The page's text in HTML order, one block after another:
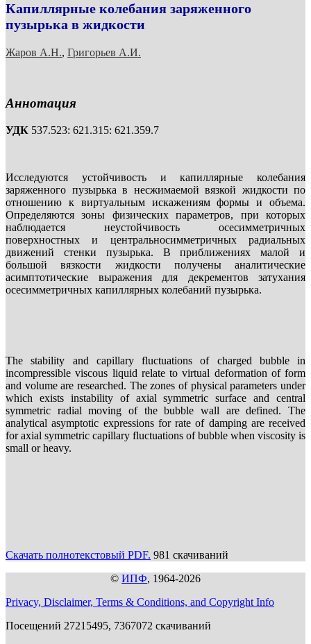
Капиллярные колебания заряженного
пузырька в жидкости
Жаров А.Н., Григорьев А.И.
Аннотация
УДК 537.523: 621.315: 621.359.7
Исследуются устойчивость и капиллярные колебания
заряженного пузырька в несжимаемой вязкой жидкости по
отношению к виртуальным искажениям формы и объема.
Определяются зоны физических параметров, при которых
наблюдается неустойчивость осесимметричных
поверхностных и центральносимметричных радиальных
движений стенки пузырька. В приближениях малой и
большой вязкости жидкости получены аналитические
асимптотические выражения для декрементов затухания
осесимметричных капиллярных колебаний пузырька.
The stability and capillary fluctuations of charged bubble in
incompressible viscous liquid relate to virtual deformation of form
and volume are researched. The zones of physical parameters under
which exists instability of axial symmetric surface and central
symmetric radial moving of the bubble wall are defined. The
analytical asymptotic expressions for rate of damping are received
for axial symmetric capillary fluctuations of bubble when viscosity is
small or heavy.
Скачать полнотекстовый PDF. 981 скачиваний
© ИПФ, 1964-2026
Privacy, Disclaimer, Terms & Conditions, and Copyright Info
Посещений 27215495, 7367072 скачиваний